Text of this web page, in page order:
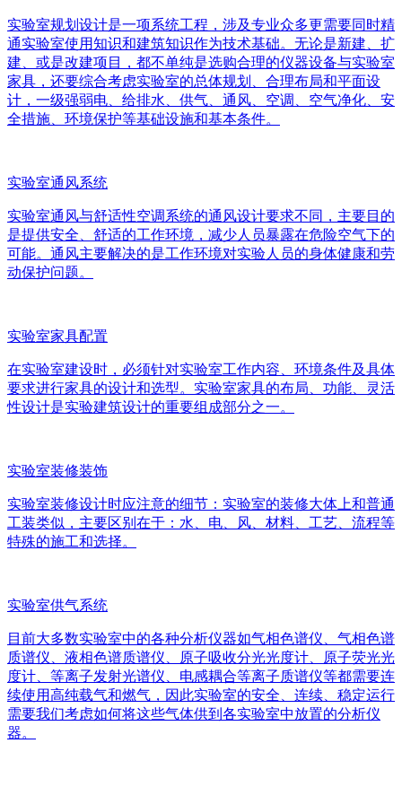
实验室规划设计是一项系统工程，涉及专业众多更需要同时精
通实验室使用知识和建筑知识作为技术基础。无论是新建、扩
建、或是改建项目，都不单纯是选购合理的仪器设备与实验室
家具，还要综合考虑实验室的总体规划、合理布局和平面设
计，一级强弱电、给排水、供气、通风、空调、空气净化、安
全措施、环境保护等基础设施和基本条件。
实验室通风系统
实验室通风与舒适性空调系统的通风设计要求不同，主要目的
是提供安全、舒适的工作环境，减少人员暴露在危险空气下的
可能。通风主要解决的是工作环境对实验人员的身体健康和劳
动保护问题。
实验室家具配置
在实验室建设时，必须针对实验室工作内容、环境条件及具体
要求进行家具的设计和选型。实验室家具的布局、功能、灵活
性设计是实验建筑设计的重要组成部分之一。
实验室装修装饰
实验室装修设计时应注意的细节：实验室的装修大体上和普通
工装类似，主要区别在于：水、电、风、材料、工艺、流程等
特殊的施工和选择。
实验室供气系统
目前大多数实验室中的各种分析仪器如气相色谱仪、气相色谱
质谱仪、液相色谱质谱仪、原子吸收分光光度计、原子荧光光
度计、等离子发射光谱仪、电感耦合等离子质谱仪等都需要连
续使用高纯载气和燃气，因此实验室的安全、连续、稳定运行
需要我们考虑如何将这些气体供到各实验室中放置的分析仪
器。